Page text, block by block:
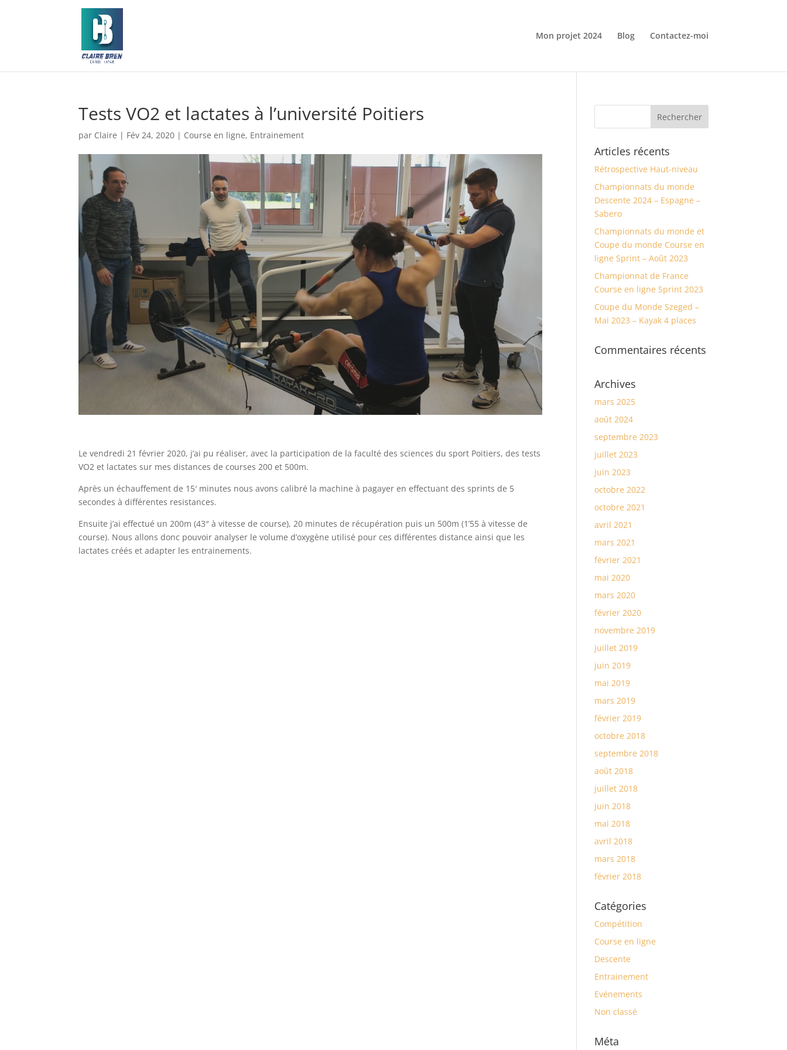
Mon projet 2024 Blog Contactez-moi
Tests VO2 et lactates à l’université Poitiers
par Claire | Fév 24, 2020 | Course en ligne, Entrainement
Le vendredi 21 février 2020, j’ai pu réaliser, avec la participation de la faculté des sciences du sport Poitiers, des tests
VO2 et lactates sur mes distances de courses 200 et 500m.
Après un échauffement de 15′ minutes nous avons calibré la machine à pagayer en effectuant des sprints de 5
secondes à différentes resistances.
Ensuite j’ai effectué un 200m (43″ à vitesse de course), 20 minutes de récupération puis un 500m (1’55 à vitesse de
course). Nous allons donc pouvoir analyser le volume d’oxygène utilisé pour ces différentes distance ainsi que les
lactates créés et adapter les entrainements.
Articles récents
Rétrospective Haut-niveau
Championnats du monde
Descente 2024 – Espagne –
Sabero
Championnats du monde et
Coupe du monde Course en
ligne Sprint – Août 2023
Championnat de France
Course en ligne Sprint 2023
Coupe du Monde Szeged –
Mai 2023 – Kayak 4 places
Commentaires récents
Archives
mars 2025
août 2024
septembre 2023
juillet 2023
juin 2023
octobre 2022
octobre 2021
avril 2021
mars 2021
février 2021
mai 2020
mars 2020
février 2020
novembre 2019
juillet 2019
juin 2019
mai 2019
mars 2019
février 2019
octobre 2018
septembre 2018
août 2018
juillet 2018
juin 2018
mai 2018
avril 2018
mars 2018
février 2018
Catégories
Compétition
Course en ligne
Descente
Entrainement
Evénements
Non classé
Méta